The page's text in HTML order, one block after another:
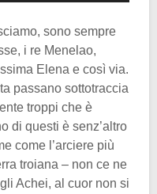
sono sempre
i re Menelao,
Elena e così via.
passano sottotraccia
troppi che è
di questi è senz’altro
come l’arciere più
troiana – non ce ne
Achei, al cuor non si